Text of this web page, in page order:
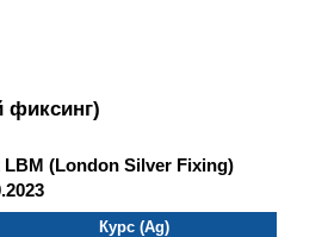
фиксинг)
LBM (London Silver Fixing)
Курс (Ag)